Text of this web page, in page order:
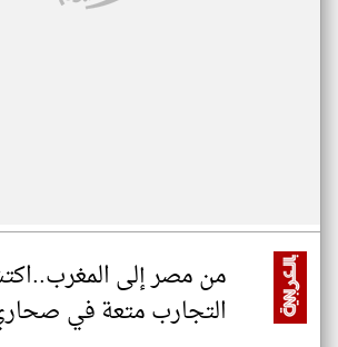
من مصر إلى
التجارب متعة في